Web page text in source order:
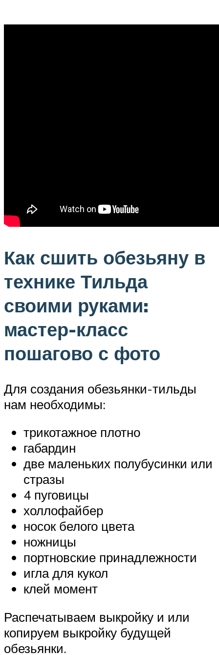
Как сшить обезьяну в
технике Тильда
своими руками:
мастер-класс
пошагово с фото
Для создания обезьянки-тильды
нам необходимы:
трикотажное плотно
габардин
две маленьких полубусинки или
стразы
4 пуговицы
холлофайбер
носок белого цвета
ножницы
портновские принадлежности
игла для кукол
клей момент
Распечатываем выкройку и или
копируем выкройку будущей
обезьянки.